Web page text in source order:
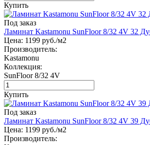
Купить
Под заказ
Ламинат Kastamonu SunFloor 8/32 4V 32
Цена: 1199 руб./м2
Производитель:
Kastamonu
Коллекция:
SunFloor 8/32 4V
Купить
Под заказ
Ламинат Kastamonu SunFloor 8/32 4V 39
Цена: 1199 руб./м2
Производитель: